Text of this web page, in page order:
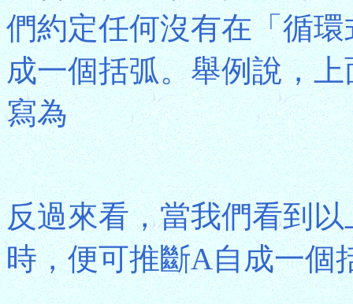
們約定任何沒有在「循
成一個括弧。舉例說，
寫為
反過來看，當我們看到
時，便可推斷A自成一個